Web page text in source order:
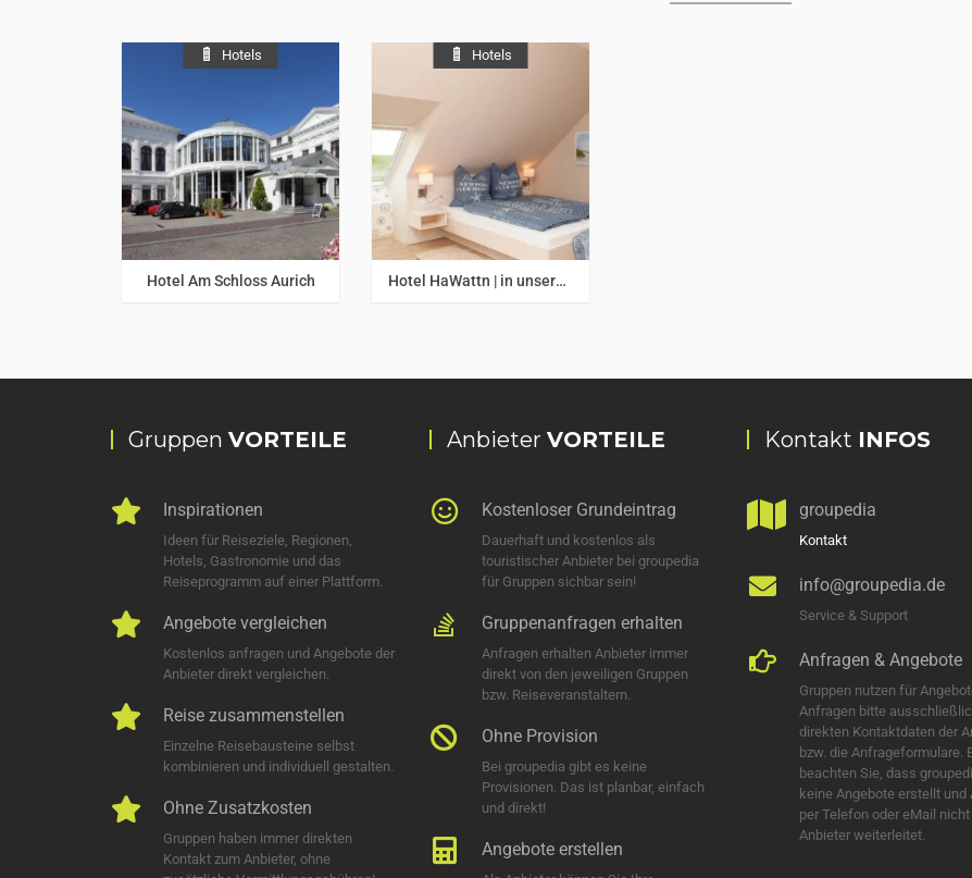
Hotels
Nordsee /Ostfriesland
Hotel Am Schloss Aurich
Hotels
Nordsee/Ostfriesland Hotel HaWattn | in unseren gemütlich und maritim eingerichteten Zimmern … die Nordsee so richtig genießen
Gruppen VORTEILE
Inspirationen
Ideen für Reiseziele, Regionen,
Hotels, Gastronomie und das
Reiseprogramm auf einer Plattform.
Angebote vergleichen
Kostenlos anfragen und Angebote der
Anbieter direkt vergleichen.
Reise zusammenstellen
Einzelne Reisebausteine selbst
kombinieren und individuell gestalten.
Ohne Zusatzkosten
Gruppen haben immer direkten
Kontakt zum Anbieter, ohne
Anbieter VORTEILE
Kostenloser Grundeintrag
Dauerhaft und kostenlos als
touristischer Anbieter bei groupedia
für Gruppen sichbar sein!
Gruppenanfragen erhalten
Anfragen erhalten Anbieter immer
direkt von den jeweiligen Gruppen
bzw. Reiseveranstaltern.
Ohne Provision
Bei groupedia gibt es keine
Provisionen. Das ist planbar, einfach
und direkt!
Angebote erstellen
Kontakt INFOS
groupedia
Kontakt
info@groupedia.de
Service & Support
Anfragen & Angebote
Gruppen nutzen für
Anfragen bitte
direkten Kontaktdaten der
bzw. die Anfrageformulare.
beachten Sie, dass
keine Angebote erstellt und
per Telefon oder eMail nicht
Anbieter weiterleitet.